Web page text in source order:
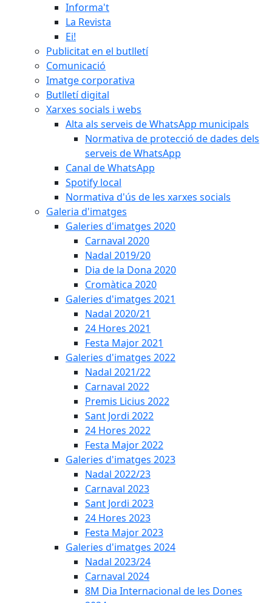
Informa't
La Revista
Ei!
Publicitat en el butlletí
Comunicació
Imatge corporativa
Butlletí digital
Xarxes socials i webs
Alta als serveis de WhatsApp municipals
Normativa de protecció de dades dels
serveis de WhatsApp
Canal de WhatsApp
Spotify local
Normativa d'ús de les xarxes socials
Galeria d'imatges
Galeries d'imatges 2020
Carnaval 2020
Nadal 2019/20
Dia de la Dona 2020
Cromàtica 2020
Galeries d'imatges 2021
Nadal 2020/21
24 Hores 2021
Festa Major 2021
Galeries d'imatges 2022
Nadal 2021/22
Carnaval 2022
Premis Licius 2022
Sant Jordi 2022
24 Hores 2022
Festa Major 2022
Galeries d'imatges 2023
Nadal 2022/23
Carnaval 2023
Sant Jordi 2023
24 Hores 2023
Festa Major 2023
Galeries d'imatges 2024
Nadal 2023/24
Carnaval 2024
8M Dia Internacional de les Dones